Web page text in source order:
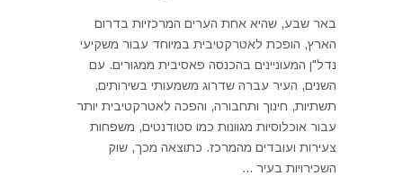
​ באר שבע, שהיא אחת הערים המרכזיות בדרום
הארץ, הופכת לאטרקטיבית במיוחד עבור משקיעי
נדל"ן המעוניינים בהכנסה פאסיבית ממגורים. עם
השנים, העיר עברה שדרוג משמעותי בשירותים,
תשתיות, חינוך ותחבורה, והפכה לאטרקטיבית יותר
עבור אוכלוסיות מגוונות כמו סטודנטים, משפחות
צעירות ועובדים מהמרכז. כתוצאה מכך, שוק
השכירויות בעיר